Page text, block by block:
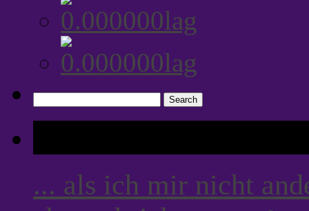
for:
... als ich mir nicht